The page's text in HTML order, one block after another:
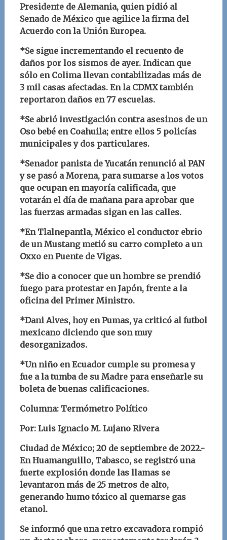
Presidente de Alemania, quien pidió al
Senado de México que agilice la firma del
Acuerdo con la Unión Europea.
*Se sigue incrementando el recuento de
daños por los sismos de ayer. Indican que
sólo en Colima llevan contabilizadas más de
3 mil casas afectadas. En la CDMX también
reportaron daños en 77 escuelas.
*Se abrió investigación contra asesinos de un
Oso bebé en Coahuila; entre ellos 5 policías
municipales y dos particulares.
*Senador panista de Yucatán renunció al PAN
y se pasó a Morena, para sumarse a los votos
que ocupan en mayoría calificada, que
votarán el día de mañana para aprobar que
las fuerzas armadas sigan en las calles.
*En Tlalnepantla, México el conductor ebrio
de un Mustang metió su carro completo a un
Oxxo en Puente de Vigas.
*Se dio a conocer que un hombre se prendió
fuego para protestar en Japón, frente a la
oficina del Primer Ministro.
*Dani Alves, hoy en Pumas, ya criticó al futbol
mexicano diciendo que son muy
desorganizados.
*Un niño en Ecuador cumple su promesa y
fue a la tumba de su Madre para enseñarle su
boleta de buenas calificaciones.
Columna: Termómetro Político
Por: Luis Ignacio M. Lujano Rivera
Ciudad de México; 20 de septiembre de 2022.-
En Huamanguillo, Tabasco, se registró una
fuerte explosión donde las llamas se
levantaron más de 25 metros de alto,
generando humo tóxico al quemarse gas
etanol.
Se informó que una retro excavadora rompió